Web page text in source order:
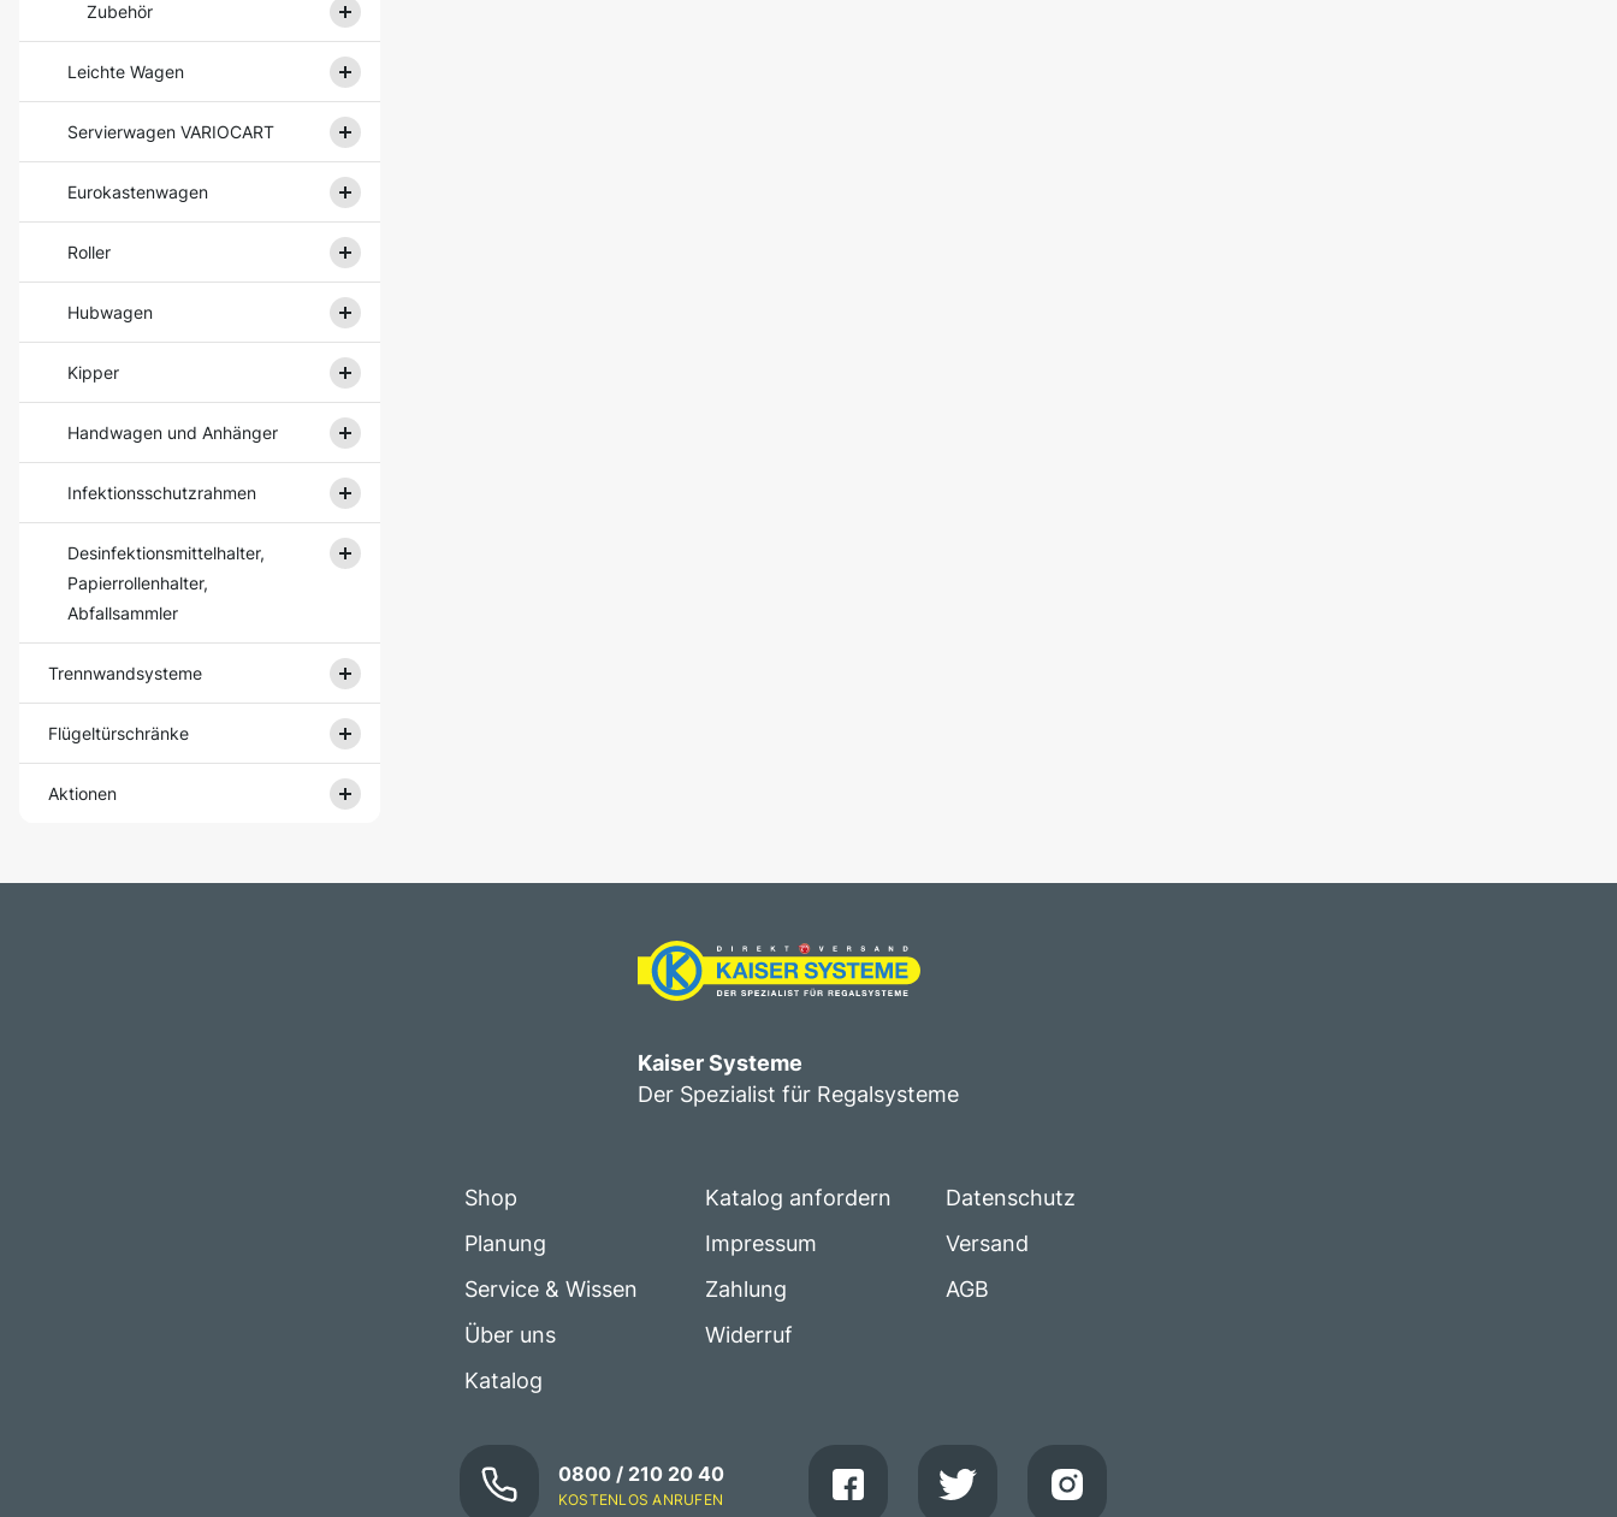
Zubehör
Leichte Wagen
Servierwagen VARIOCART
Eurokastenwagen
Roller
Hubwagen
Kipper
Handwagen und Anhänger
Infektionsschutzrahmen
Desinfektionsmittelhalter,
Papierrollenhalter,
Abfallsammler
Trennwandsysteme
Flügeltürschränke
Aktionen
Kaiser Systeme
Der Spezialist für Regalsysteme
Shop
Planung
Service & Wissen
Über uns
Katalog
Katalog anfordern
Impressum
Zahlung
Widerruf
Datenschutz
Versand
AGB
0800 / 210 20 40
KOSTENLOS ANRUFEN